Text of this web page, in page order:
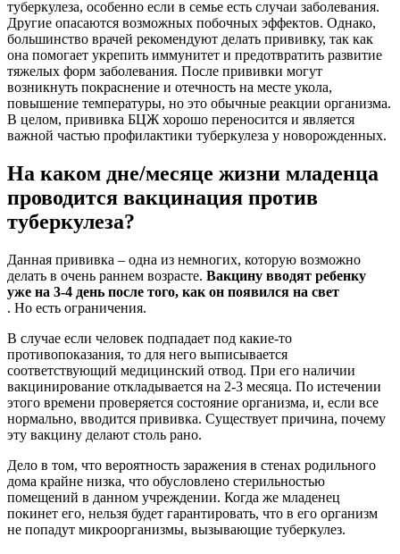
туберкулеза, особенно если в семье есть случаи заболевания.
Другие опасаются возможных побочных эффектов. Однако,
большинство врачей рекомендуют делать прививку, так как
она помогает укрепить иммунитет и предотвратить развитие
тяжелых форм заболевания. После прививки могут
возникнуть покраснение и отечность на месте укола,
повышение температуры, но это обычные реакции организма.
В целом, прививка БЦЖ хорошо переносится и является
важной частью профилактики туберкулеза у новорожденных.
На каком дне/месяце жизни младенца
проводится вакцинация против
туберкулеза?
Данная прививка – одна из немногих, которую возможно
делать в очень раннем возрасте. Вакцину вводят ребенку
уже на 3-4 день после того, как он появился на свет
. Но есть ограничения.
В случае если человек подпадает под какие-то
противопоказания, то для него выписывается
соответствующий медицинский отвод. При его наличии
вакцинирование откладывается на 2-3 месяца. По истечении
этого времени проверяется состояние организма, и, если все
нормально, вводится прививка. Существует причина, почему
эту вакцину делают столь рано.
Дело в том, что вероятность заражения в стенах родильного
дома крайне низка, что обусловлено стерильностью
помещений в данном учреждении. Когда же младенец
покинет его, нельзя будет гарантировать, что в его организм
не попадут микроорганизмы, вызывающие туберкулез.